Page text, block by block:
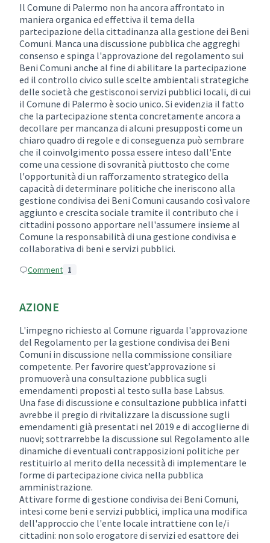
Il Comune di Palermo non ha ancora affrontato in
maniera organica ed effettiva il tema della
partecipazione della cittadinanza alla gestione dei Beni
Comuni. Manca una discussione pubblica che aggreghi
consenso e spinga l'approvazione del regolamento sui
Beni Comuni anche al fine di abilitare la partecipazione
ed il controllo civico sulle scelte ambientali strategiche
delle società che gestisconoi servizi pubblici locali, di cui
il Comune di Palermo è socio unico. Si evidenzia il fatto
che la partecipazione stenta concretamente ancora a
decollare per mancanza di alcuni presupposti come un
chiaro quadro di regole e di conseguenza può sembrare
che il coinvolgimento possa essere inteso dall'Ente
come una cessione di sovranità piuttosto che come
l'opportunità di un rafforzamento strategico della
capacità di determinare politiche che ineriscono alla
gestione condivisa dei Beni Comuni causando così valore
aggiunto e crescita sociale tramite il contributo che i
cittadini possono apportare nell'assumere insieme al
Comune la responsabilità di una gestione condivisa e
collaborativa di beni e servizi pubblici.
Comment 1
AZIONE
L'impegno richiesto al Comune riguarda l'approvazione
del Regolamento per la gestione condivisa dei Beni
Comuni in discussione nella commissione consiliare
competente. Per favorire quest’approvazione si
promuoverà una consultazione pubblica sugli
emendamenti proposti al testo sulla base Labsus.
Una fase di discussione e consultazione pubblica infatti
avrebbe il pregio di rivitalizzare la discussione sugli
emendamenti già presentati nel 2019 e di accoglierne di
nuovi; sottrarrebbe la discussione sul Regolamento alle
dinamiche di eventuali contrapposizioni politiche per
restituirlo al merito della necessità di implementare le
forme di partecipazione civica nella pubblica
amministrazione.
Attivare forme di gestione condivisa dei Beni Comuni,
intesi come beni e servizi pubblici, implica una modifica
dell'approccio che l'ente locale intrattiene con le/i
cittadini: non solo erogatore di servizi ed esattore dei